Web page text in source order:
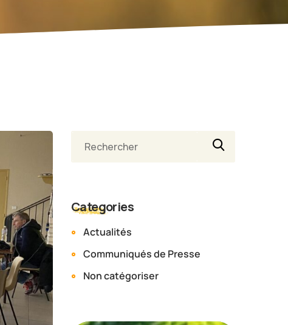
Categories
Actualités
Communiqués de Presse
Non catégoriser